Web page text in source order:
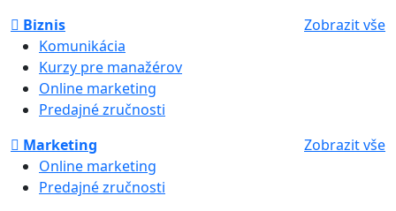
Biznis
Zobrazit vše
Komunikácia
Kurzy pre manažérov
Online marketing
Predajné zručnosti
Marketing
Zobrazit vše
Online marketing
Predajné zručnosti